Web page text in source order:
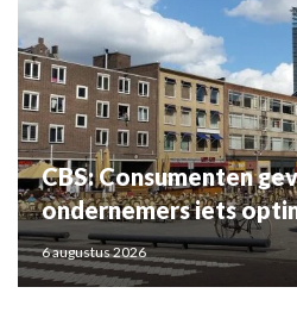
CBS: Consumenten
ondernemers iets
6 augustus 2026